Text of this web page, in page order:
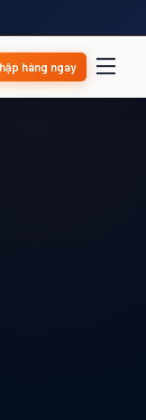
hàng ngay